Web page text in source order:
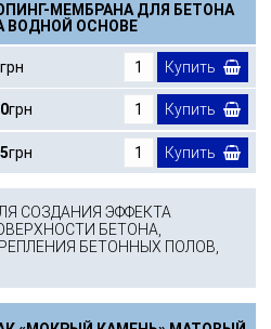
МЕМБРАНА ДЛЯ БЕТОНА
ВОДНОЙ ОСНОВЕ
грн Купить
грн Купить
грн Купить
СОЗДАНИЯ ЭФФЕКТА
БЕТОНА,
БЕТОННЫХ ПОЛОВ,